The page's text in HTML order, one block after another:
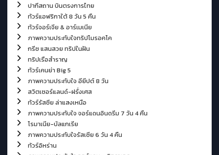
ปากีสถาน บินตรงการไทย
ทัวร์แอฟริกาใต้ 8 วัน 5 คืน
ทัวร์จอร์เจีย & อาร์เมเนีย
ภาพความประทับใจทริปโมรอคโค
กรีซ แสนสวย ทริปในฝัน
ทริปเรือสำราญ
ทัวร์เคนย่า Big 5
ภาพความประทับใจ อียีปต์ 8 วัน
สวิตเซอร์แลนด์-ฝรั่งเศส
ทัวร์รัสซีย ล่าแสงเหนือ
ภาพความประทับใจ จอร์แดนอินดรีม 7 วัน 4 คืน
โรมาเนีย-บัลแกเรีย
ภาพความประทับใจรัสเซีย 6 วัน 4 คืน
ทัวร์อิหร่าน